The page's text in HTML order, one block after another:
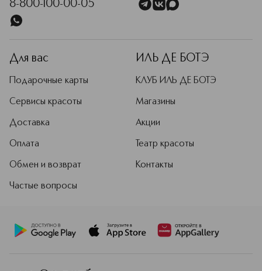
8-800-100-00-05
Для вас
Подарочные карты
Сервисы красоты
Доставка
Оплата
Обмен и возврат
Частые вопросы
ИЛЬ ДЕ БОТЭ
КЛУБ ИЛЬ ДЕ БОТЭ
Магазины
Акции
Театр красоты
Контакты